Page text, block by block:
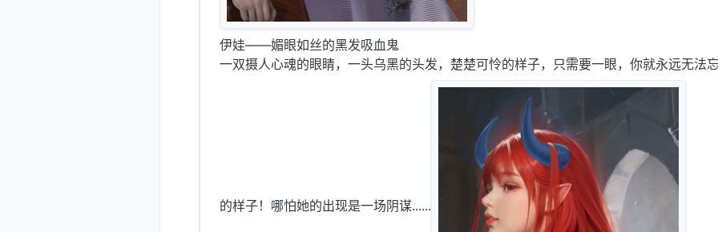
伊娃——媚眼如丝的黑发吸血鬼
一双摄人心魂的眼睛，一头乌黑的头发，楚楚可怜的样子，只需要一眼，你就永远无法
的样子！哪怕她的出现是一场阴谋......